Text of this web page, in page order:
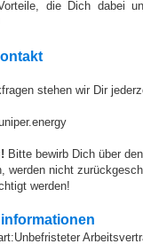
die Dich dabei
stehen wir Dir
Bitte bewirb Dich über
werden nicht
werden!
Unbefristeter